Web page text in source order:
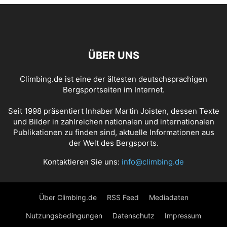
ÜBER UNS
Climbing.de ist eine der ältesten deutschsprachigen
Bergsportseiten im Internet.
Seit 1998 präsentiert Inhaber Martin Joisten, dessen Texte
und Bilder in zahlreichen nationalen und internationalen
Publikationen zu finden sind, aktuelle Informationen aus
der Welt des Bergsports.
Kontaktieren Sie uns: info@climbing.de
Über Climbing.de RSS Feed Mediadaten
Nutzungsbedingungen Datenschutz Impressum